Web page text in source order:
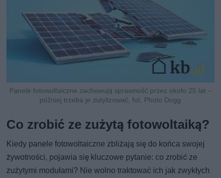
Panele fotowoltaiczne zachowują sprawność przez około 25 lat –
później trzeba je zutylizować, fot. Photo Dogg
Co zrobić ze zużytą fotowoltaiką?
Kiedy panele fotowoltaiczne zbliżają się do końca swojej
żywotności, pojawia się kluczowe pytanie: co zrobić ze
zużytymi modułami? Nie wolno traktować ich jak zwykłych